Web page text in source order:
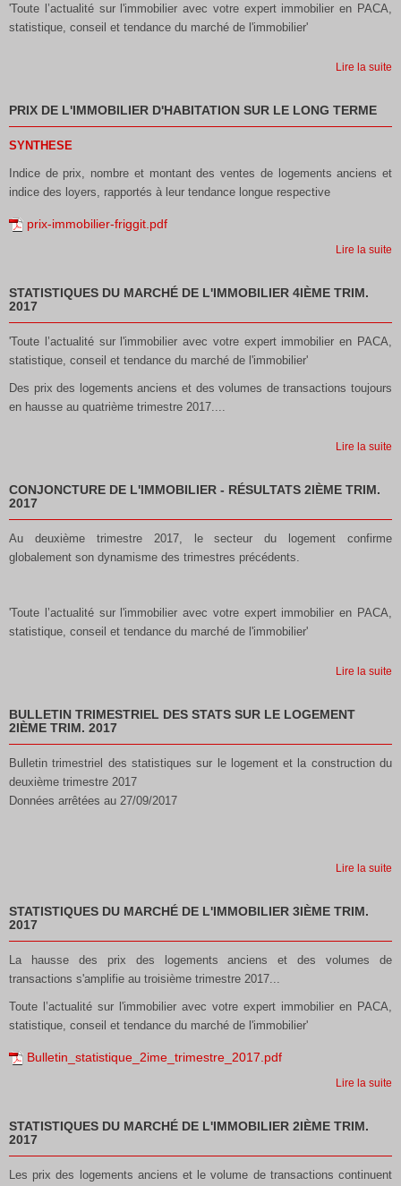
'Toute l’actualité sur l'immobilier avec votre expert immobilier en PACA,
statistique, conseil et tendance du marché de l'immobilier'
Lire la suite
PRIX DE L'IMMOBILIER D'HABITATION SUR LE LONG TERME
SYNTHESE
Indice de prix, nombre et montant des ventes de logements anciens et
indice des loyers, rapportés à leur tendance longue respective
prix-immobilier-friggit.pdf
Lire la suite
STATISTIQUES DU MARCHÉ DE L'IMMOBILIER 4IÈME TRIM.
2017
'Toute l’actualité sur l'immobilier avec votre expert immobilier en PACA,
statistique, conseil et tendance du marché de l'immobilier'
Des prix des logements anciens et des volumes de transactions toujours
en hausse au quatrième trimestre 2017....
Lire la suite
CONJONCTURE DE L'IMMOBILIER - RÉSULTATS 2IÈME TRIM.
2017
Au deuxième trimestre 2017, le secteur du logement confirme
globalement son dynamisme des trimestres précédents.
'Toute l’actualité sur l'immobilier avec votre expert immobilier en PACA,
statistique, conseil et tendance du marché de l'immobilier'
Lire la suite
BULLETIN TRIMESTRIEL DES STATS SUR LE LOGEMENT
2IÈME TRIM. 2017
Bulletin trimestriel des statistiques sur le logement et la construction du
deuxième trimestre 2017
Données arrêtées au 27/09/2017
Lire la suite
STATISTIQUES DU MARCHÉ DE L'IMMOBILIER 3IÈME TRIM.
2017
La hausse des prix des logements anciens et des volumes de
transactions s'amplifie au troisième trimestre 2017...
Toute l’actualité sur l'immobilier avec votre expert immobilier en PACA,
statistique, conseil et tendance du marché de l'immobilier'
Bulletin_statistique_2ime_trimestre_2017.pdf
Lire la suite
STATISTIQUES DU MARCHÉ DE L'IMMOBILIER 2IÈME TRIM.
2017
Les prix des logements anciens et le volume de transactions continuent